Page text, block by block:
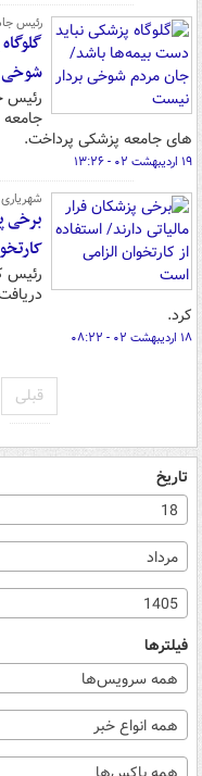
رئیس
شوخی
رئیس
های جامعه پزشکی پرداخت.
۱۹ اردیبهشت ۰۲ - ۱۳:۲۶
برخی
رئیس
کرد.
۱۸ اردیبهشت ۰۲ - ۰۸:۲۲
قبلی
تاریخ
18
مرداد
1405
فیلترها
همه سرویس‌ها
همه انواع خبر